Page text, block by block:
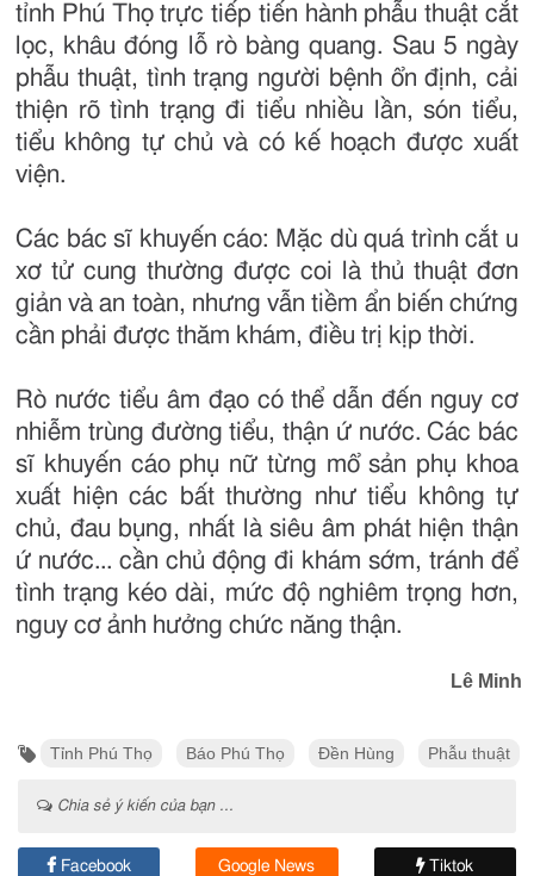
tỉnh Phú Thọ trực tiếp tiến hành phẫu thuật cắt
lọc, khâu đóng lỗ rò bàng quang. Sau 5 ngày
phẫu thuật, tình trạng người bệnh ổn định, cải
thiện rõ tình trạng đi tiểu nhiều lần, són tiểu,
tiểu không tự chủ và có kế hoạch được xuất
viện.
Các bác sĩ khuyến cáo: Mặc dù quá trình cắt u
xơ tử cung thường được coi là thủ thuật đơn
giản và an toàn, nhưng vẫn tiềm ẩn biến chứng
cần phải được thăm khám, điều trị kịp thời.
Rò nước tiểu âm đạo có thể dẫn đến nguy cơ
nhiễm trùng đường tiểu, thận ứ nước. Các bác
sĩ khuyến cáo phụ nữ từng mổ sản phụ khoa
xuất hiện các bất thường như tiểu không tự
chủ, đau bụng, nhất là siêu âm phát hiện thận
ứ nước... cần chủ động đi khám sớm, tránh để
tình trạng kéo dài, mức độ nghiêm trọng hơn,
nguy cơ ảnh hưởng chức năng thận.
Lê Minh
Tỉnh Phú Thọ Báo Phú Thọ Đền Hùng Phẫu thuật
Chia sẻ ý kiến của bạn ...
Facebook Google News Tiktok